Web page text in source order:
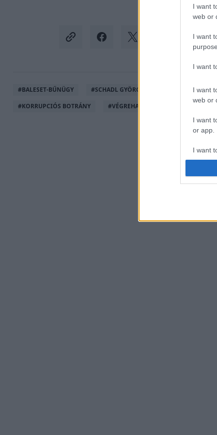
I want
web or
I want
I want
I want
web or
I want
or app.
I want
#BALESET-BŰNÜGY #SCHADL GYÖRGY VÖLNER PÁL
#KORRUPCIÓS BOTRÁNY #VÉGREHAJTÓ